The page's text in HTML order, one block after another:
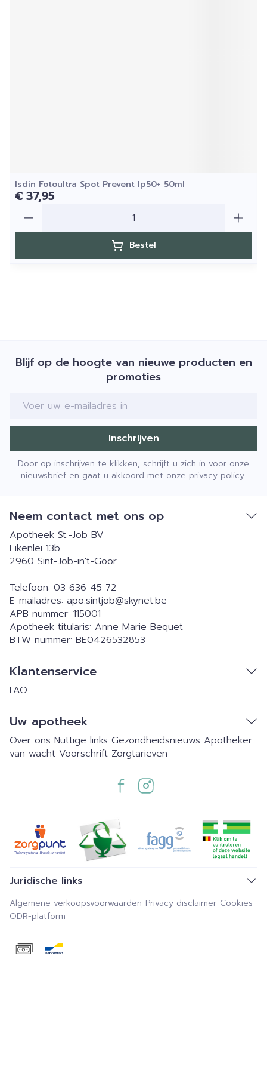
Isdin Fotoultra Spot Prevent Ip50+ 50ml
€ 37,95
Bestel
Blijf op de hoogte van nieuwe producten en
promoties
E-mail adres
Inschrijven
Door op inschrijven te klikken, schrijft u zich in voor onze
nieuwsbrief en gaat u akkoord met onze privacy policy.
Neem contact met ons op
Apotheek St.-Job BV
Eikenlei 13b
2960 Sint-Job-in't-Goor
Telefoon: 03 636 45 72
E-mailadres: apo.sintjob@skynet.be
APB nummer: 115001
Apotheek titularis: Anne Marie Bequet
BTW nummer: BE0426532853
Klantenservice
FAQ
Uw apotheek
Over ons Nuttige links Gezondheidsnieuws Apotheker
van wacht Voorschrift Zorgtarieven
Juridische links
Algemene verkoopsvoorwaarden Privacy disclaimer Cookies
ODR-platform